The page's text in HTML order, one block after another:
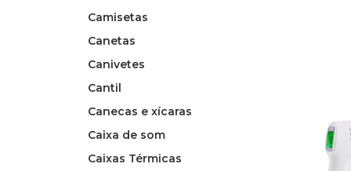
Camisetas
Canetas
Canivetes
Cantil
Canecas e xícaras
Caixa de som
Caixas Térmicas